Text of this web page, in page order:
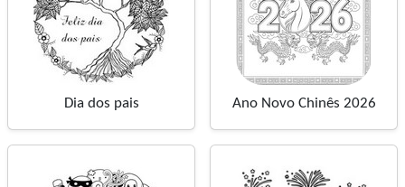
Dia dos pais Ano Novo Chinês 2026